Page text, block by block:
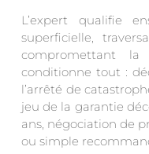
L’expert qualifie
superficielle,
compromettant la
conditionne tout :
l’arrêté de
jeu de la garantie
ans, négociation de
ou simple